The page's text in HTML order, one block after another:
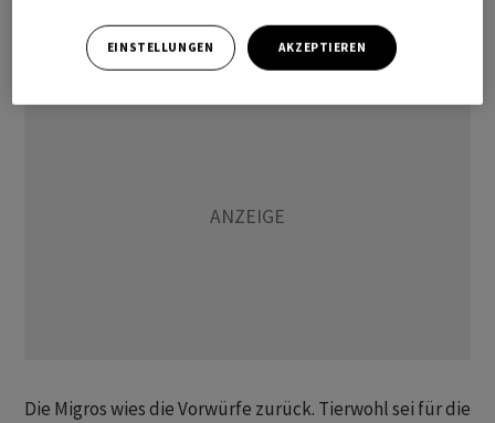
Washing» vorzuwerfen.
Die Migros wies die Vorwürfe zurück. Tierwohl sei für die
EINSTELLUNGEN AKZEPTIEREN